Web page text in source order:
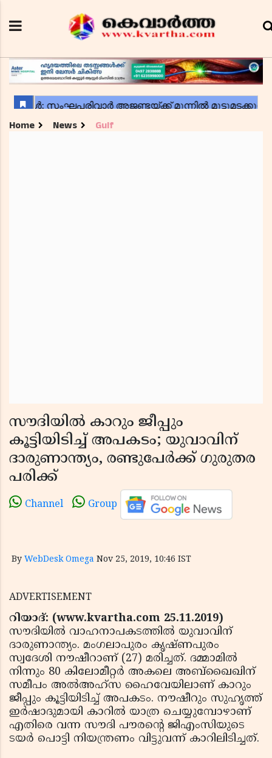
Home News Gulf
സൗദിയില്‍ കാറും ജീപ്പും
കൂട്ടിയിടിച്ച് അപകടം; യുവാവിന്
ദാരുണാന്ത്യം, രണ്ടുപേര്‍ക്ക് ഗുരുതര
പരിക്ക്
Channel Group
By WebDesk Omega Nov 25, 2019, 10:46 IST
ADVERTISEMENT
റിയാദ്: (www.kvartha.com 25.11.2019)
സൗദിയില്‍ വാഹനാപകടത്തില്‍ യുവാവിന്
ദാരുണാന്ത്യം. മംഗലാപുരം കൃഷ്ണപുരം
സ്വദേശി നൗഷീറാണ് (27) മരിച്ചത്. ദമ്മാമില്‍
നിന്നും 80 കിലോമീറ്റര്‍ അകലെ അബ്ഖൈഖിന്
സമീപം അല്‍അഹ്‌സ ഹൈവേയിലാണ് കാറും
ജീപ്പും കൂട്ടിയിടിച്ച് അപകടം. നൗഷീറും സുഹൃത്ത്
ഇര്‍ഷാദുമായി കാറില്‍ യാത്ര ചെയ്യുമ്പോഴാണ്
എതിരെ വന്ന സൗദി പൗരന്റെ ജിഎംസിയുടെ
ടയര്‍ പൊട്ടി നിയന്ത്രണം വിട്ടുവന്ന് കാറിലിടിച്ചത്.